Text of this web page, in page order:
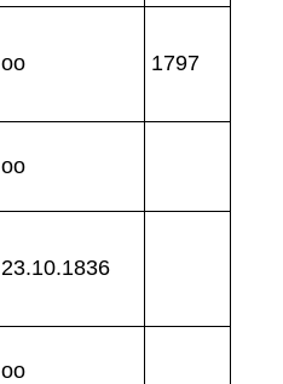
oo 1797
oo
23.10.1836
oo